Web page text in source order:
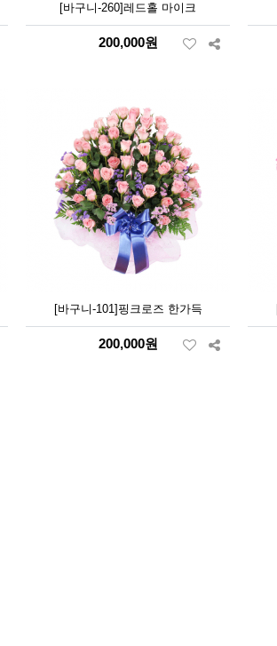
[바구니-260]레드홀 마이크
200,000원
[바구니-101]핑크로즈 한가득
200,000원